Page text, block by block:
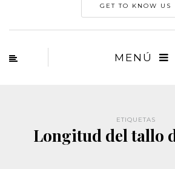
GET TO KNOW US
MENÚ
ETIQUETAS
Longitud del tallo